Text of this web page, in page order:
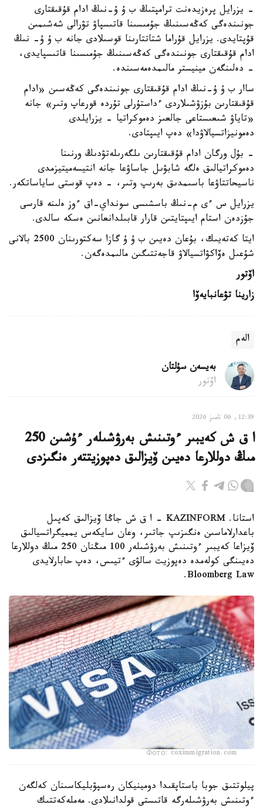
- يزرايل پرەزيدەنت ترامپتىڭ ب ۇ ۇ-نىڭ ادام قۇقىقتارى
جونىندەگى كەڭەسىنىڭ جۇمىسىنا قاتىسپاۋ تۋرالى شەشىمىن
قۇپتايدى. يزرايل قۇراما شتاتتارىنا قوسىلادى جانە ب ۇ ۇ- نىڭ
ادام قۇقىقتارى جونىندەگى كەڭەسىنىڭ جۇمىسىنا قاتىسپايدى،
- دەلىنگەن مينيستر مالىمدەمەسىندە.
ساار ب ۇ ۇ-نىڭ ادام قۇقىقتارى جونىندەگى كەڭەسىن «ادام
قۇقىقتارىن بۇزۋشىلاردى ءداستۇرلى تۇردە قورعاپ وتىر» جانە
«تاياۋ شىعىستاعى جالعىز دەموكراتيا - يزرايلدى
دەمونيزاتسيالاۋدا» دەپ ايىپتادى.
- بۇل ورگان ادام قۇقىقتارىن ىلگەرىلەتۋدىڭ ورنىنا
دەموكراتيالىق ەلگە شابۋىل جاساۋعا جانە انتيسەميتيزمدى
ناسيحاتتاۋعا باسىمدىق بەرىپ وتىر، - دەپ قوستى ساياساتكەر.
يزرايل س ءى م-نىڭ باسشىسى سونداي-اق ءوز ەلىنە قارسى
جۇزدەن استام ايىپتايتىن قارار قابىلدانعانىن ەسكە سالدى.
ايتا كەتەيىك، بۇعان دەيىن ب ۇ ۇ گازا سەكتورىنان 2500 بالانى
شۇعىل ەۆاكۋاتسيالاۋ قاجەتتىگىن مالىمدەگەن.
اۆتور
زارينا تۋعانبايەۆا
الەم
بەيسەن سۇلتان
اۆتور
12:39, 06 تامىز 2026
ا ق ش كەيبىر ءوتىنىش بەرۋشىلەر ءۇشىن 250
مىڭ دوللارعا دەيىن ۆيزالىق دەپوزيتتەر ەنگىزدى
استانا. KAZINFORM – ا ق ش جاڭا ۆيزالىق كەپىل
باعدارلاماسىن ەنگىزىپ جاتىر، وعان سايكەس يمميگراتسيالىق
ۆيزاعا كەيبىر ءوتىنىش بەرۋشىلەر 100 مىڭنان 250 مىڭ دوللارعا
دەيىنگى كولەمدە دەپوزيت سالۋى ءتيىس، دەپ حابارلايدى
Bloomberg Law.
Фото: coximmigration.com
پيلوتتىق جوبا باستاپقىدا دومينيكان رەسپۋبليكاسىنان كەلگەن
ءوتىنىش بەرۋشىلەرگە قاتىستى قولدانىلادى. مەملەكەتتىك